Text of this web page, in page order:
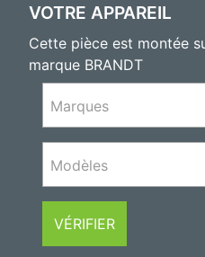
VOTRE APPAREIL
Cette pièce est montée
marque BRANDT
Marques
Modèles
VÉRIFIER